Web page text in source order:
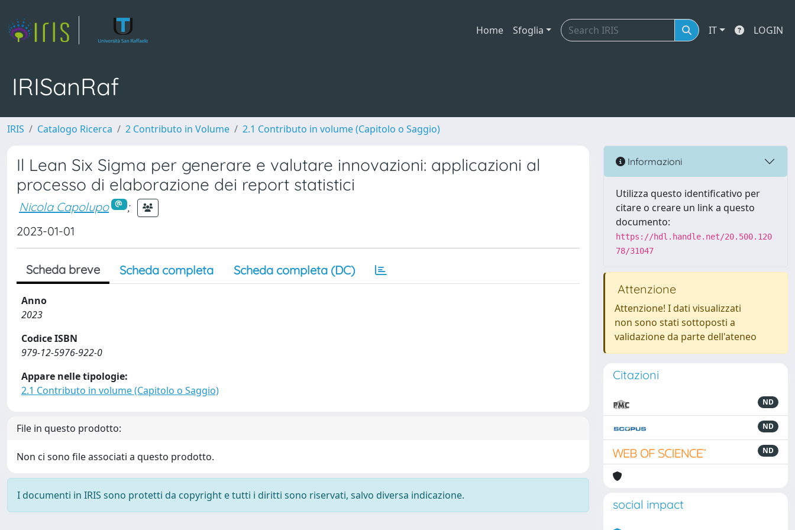
Home Sfoglia IT LOGIN
IRISanRaf
IRIS Catalogo Ricerca 2 Contributo in Volume 2.1 Contributo in volume (Capitolo o Saggio)
Il Lean Six Sigma per generare e valutare innovazioni: applicazioni al
processo di elaborazione dei report statistici
Nicola Capolupo
;
2023-01-01
Scheda breve Scheda completa Scheda completa (DC)
Anno
2023
Codice ISBN
979-12-5976-922-0
Appare nelle tipologie:
2.1 Contributo in volume (Capitolo o Saggio)
File in questo prodotto:
Non ci sono file associati a questo prodotto.
I documenti in IRIS sono protetti da copyright e tutti i diritti sono riservati, salvo diversa indicazione.
Informazioni
Utilizza questo identificativo per
citare o creare un link a questo
documento:
https://hdl.handle.net/20.500.120
78/31047
Attenzione
Attenzione! I dati visualizzati
non sono stati sottoposti a
validazione da parte dell'ateneo
Citazioni
ND
ND
ND
social impact